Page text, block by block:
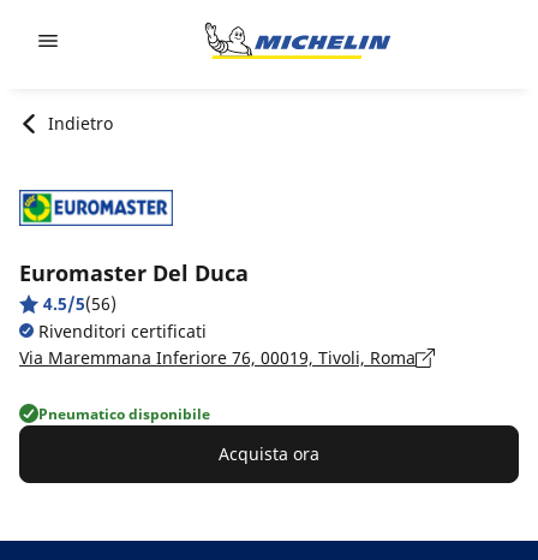
Indietro
Euromaster Del Duca
4.5/5(56)
Rivenditori certificati
Via Maremmana Inferiore 76, 00019, Tivoli, Roma
Pneumatico disponibile
Acquista ora